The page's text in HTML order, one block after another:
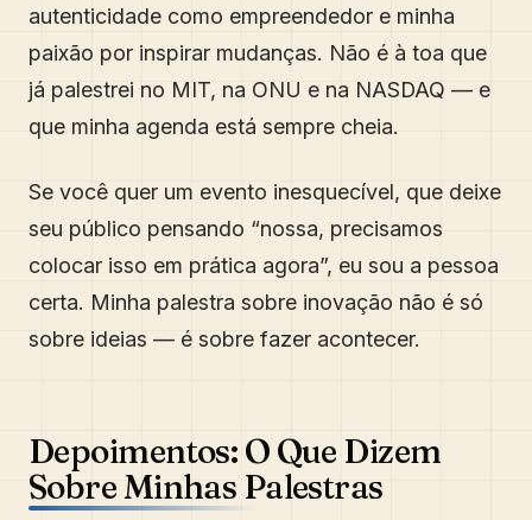
autenticidade como empreendedor e minha
paixão por inspirar mudanças. Não é à toa que
já palestrei no MIT, na ONU e na NASDAQ — e
que minha agenda está sempre cheia.
Se você quer um evento inesquecível, que deixe
seu público pensando “nossa, precisamos
colocar isso em prática agora”, eu sou a pessoa
certa. Minha palestra sobre inovação não é só
sobre ideias — é sobre fazer acontecer.
Depoimentos: O Que Dizem
Sobre Minhas Palestras